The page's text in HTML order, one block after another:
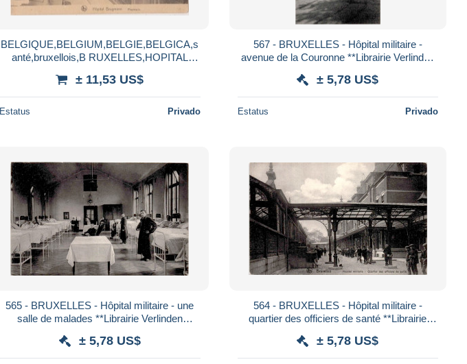
BELGIQUE,BELGIUM,BELGIE,BELGICA,s
anté,bruxellois,B RUXELLES,HOPITAL
cie,rare,hospice
± 11,53 US$
Estatus Privado
567 - BRUXELLES - Hôpital militaire -
avenue de la Couronne **Librairie Verlinden
± 5,78 US$
Estatus Privado
565 - BRUXELLES - Hôpital militaire - une
salle de malades **Librairie Verlinden
± 5,78 US$
564 - BRUXELLES - Hôpital militaire -
quartier des officiers de santé **Librairie
± 5,78 US$